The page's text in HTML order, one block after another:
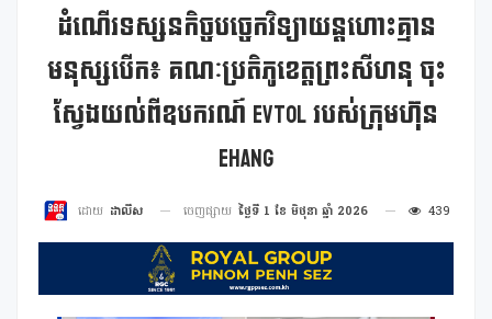
ដំណើរទស្សនកិច្ចបច្ចេកវិទ្យាយន្តហោះគ្មាន
មនុស្សបើក៖ គណៈប្រតិភូខេត្តព្រះសីហនុ ចុះ
ស្វែងយល់ពីឧបករណ៍ EVTOL របស់ក្រុមហ៊ុន
EHang
ដោយ ដាលីស ចេញផ្សាយ ថ្ងៃទី 1 ខែ មិថុនា ឆ្នាំ 2026 439